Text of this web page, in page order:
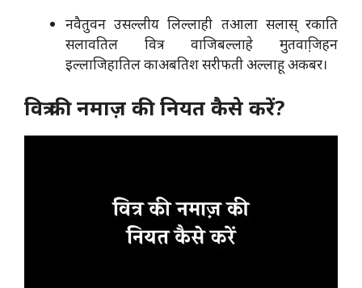
नवैतुवन उसल्लीय लिल्लाही तआला सलास् रकाति
सलावतिल वित्र वाजिबल्लाहे मुतवाजि़हन
इल्लाजिहातिल काअबतिश सरीफती अल्लाहू अकबर।
वित्र की नमाज़ की नियत कैसे करें?